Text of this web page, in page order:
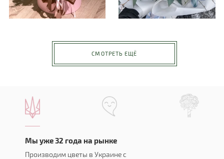
СМОТРЕТЬ ЕЩЁ
Мы уже 32 года на рынке
Производим цветы в Украине с